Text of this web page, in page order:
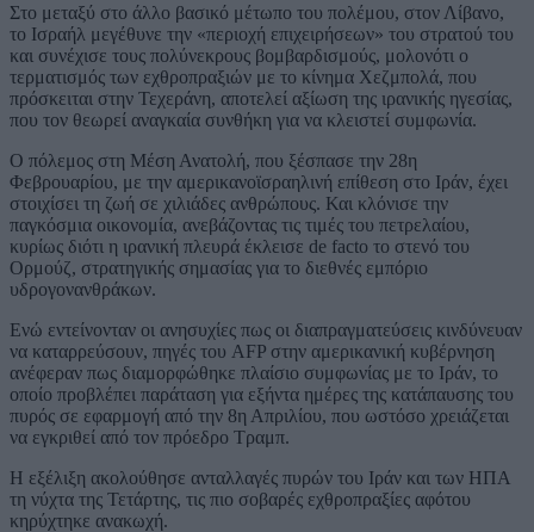
Στο μεταξύ στο άλλο βασικό μέτωπο του πολέμου, στον Λίβανο,
το Ισραήλ μεγέθυνε την «περιοχή επιχειρήσεων» του στρατού του
και συνέχισε τους πολύνεκρους βομβαρδισμούς, μολονότι ο
τερματισμός των εχθροπραξιών με το κίνημα Χεζμπολά, που
πρόσκειται στην Τεχεράνη, αποτελεί αξίωση της ιρανικής ηγεσίας,
που τον θεωρεί αναγκαία συνθήκη για να κλειστεί συμφωνία.
Ο πόλεμος στη Μέση Ανατολή, που ξέσπασε την 28η
Φεβρουαρίου, με την αμερικανοϊσραηλινή επίθεση στο Ιράν, έχει
στοιχίσει τη ζωή σε χιλιάδες ανθρώπους. Και κλόνισε την
παγκόσμια οικονομία, ανεβάζοντας τις τιμές του πετρελαίου,
κυρίως διότι η ιρανική πλευρά έκλεισε de facto το στενό του
Ορμούζ, στρατηγικής σημασίας για το διεθνές εμπόριο
υδρογονανθράκων.
Ενώ εντείνονταν οι ανησυχίες πως οι διαπραγματεύσεις κινδύνευαν
να καταρρεύσουν, πηγές του AFP στην αμερικανική κυβέρνηση
ανέφεραν πως διαμορφώθηκε πλαίσιο συμφωνίας με το Ιράν, το
οποίο προβλέπει παράταση για εξήντα ημέρες της κατάπαυσης του
πυρός σε εφαρμογή από την 8η Απριλίου, που ωστόσο χρειάζεται
να εγκριθεί από τον πρόεδρο Τραμπ.
Η εξέλιξη ακολούθησε ανταλλαγές πυρών του Ιράν και των ΗΠΑ
τη νύχτα της Τετάρτης, τις πιο σοβαρές εχθροπραξίες αφότου
κηρύχτηκε ανακωχή.